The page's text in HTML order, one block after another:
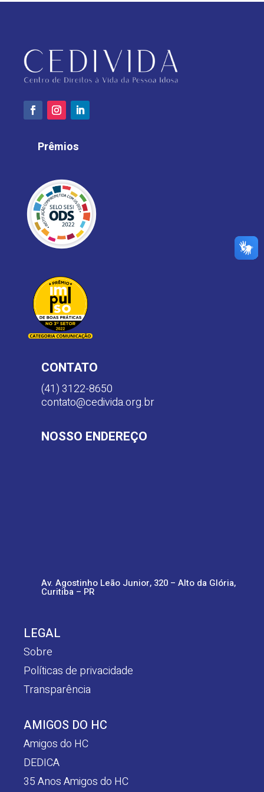
Prêmios
CONTATO
(41) 3122-8650
contato@cedivida.org.br
NOSSO ENDEREÇO
Av. Agostinho Leão Junior, 320 – Alto da Glória,
Curitiba – PR
LEGAL
Sobre
Políticas de privacidade
Transparência
AMIGOS DO HC
Amigos do HC
DEDICA
35 Anos Amigos do HC